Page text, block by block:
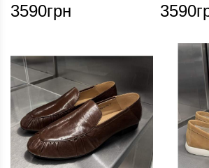
3590грн 3590